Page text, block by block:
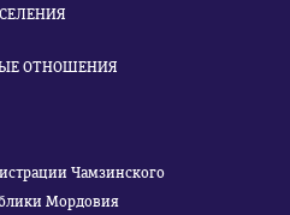
ОТНОШЕНИЯ
Чамзинского
Мордовия